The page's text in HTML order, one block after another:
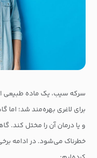
سرکه سیب، یک ماده
برای لاغری بهره‌مند شد؛
و یا درمان آن را مختل کند.
خطرناک می‌شود. در ادامه